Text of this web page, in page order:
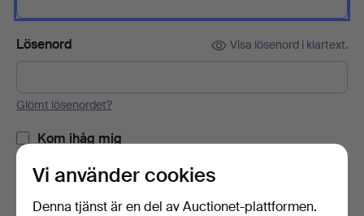
Lösenord Visa lösenord i klartext.
Glömt lösenordet?
Kom ihåg mig
Logga in
Vi använder cookies
Denna tjänst är en del av Auctionet-plattformen.